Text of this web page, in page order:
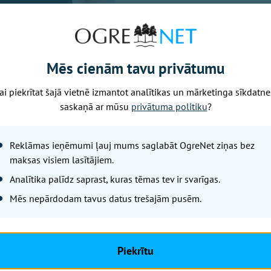
uzbrukumiem konkrētiem
infrastruktūra tiek uzraudzīta un ir pasākumu
(par apdraudējumu), ka kādam konkrētam objektam,
lai es šodien dotu rīkojumu bruņotajiem spēkiem
runājam par visa veida apdraudējumu un,
Pašreiz lielākais izaicinājums ir valsts robeža,"
dienestu paziņojumu, domāju, ka mūsu dienesti arī
Mēs cienām tavu privātumu
piekrītat šajā vietnē izmantot analītikas un mārketinga
saskaņā ar mūsu privātuma politiku?
Reklāmas ieņēmumi ļauj mums saglabāt OgreNet ziņas bez
maksas visiem lasītājiem.
Analītika palīdz saprast, kuras tēmas tev ir svarīgas.
Mēs nepārdodam tavus datus trešajām pusēm.
Piekrītu